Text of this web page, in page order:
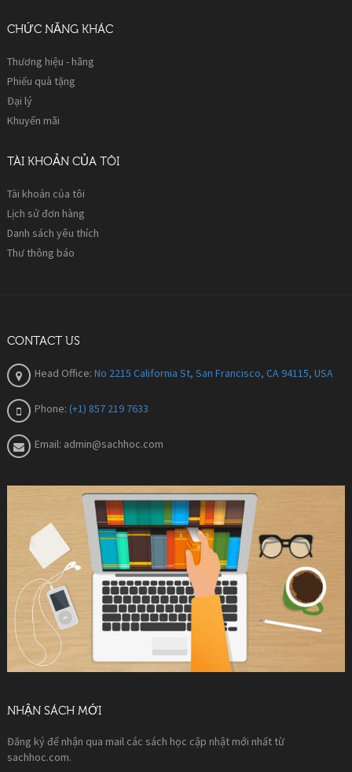
CHỨC NĂNG KHÁC
Thương hiệu - hãng
Phiếu quà tặng
Đại lý
Khuyến mãi
TÀI KHOẢN CỦA TÔI
Tài khoản của tôi
Lịch sử đơn hàng
Danh sách yêu thích
Thư thông báo
CONTACT US
Head Office: No 2215 California St, San Francisco, CA 94115, USA
Phone: (+1) 857 219 7633
Email: admin@sachhoc.com
NHẬN SÁCH MỚI
Đăng ký để nhận qua mail các sách học cập nhật mới nhất từ
sachhoc.com.